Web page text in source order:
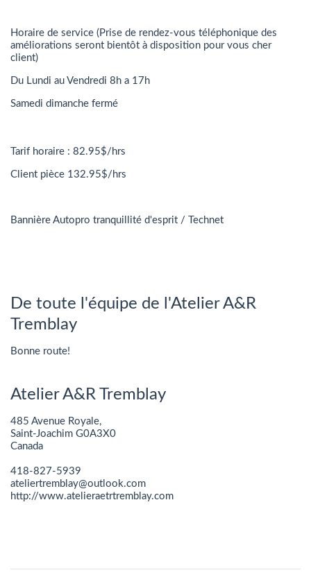
Horaire de service (Prise de rendez-vous téléphonique des
améliorations seront bientôt à disposition pour vous cher
client)
Du Lundi au Vendredi 8h a 17h
Samedi dimanche fermé
Tarif horaire : 82.95$/hrs
Client pièce 132.95$/hrs
Bannière Autopro tranquillité d'esprit / Technet
De toute l'équipe de l'Atelier A&R
Tremblay
Bonne route!
Atelier A&R Tremblay
485 Avenue Royale,
Saint-Joachim G0A3X0
Canada
418-827-5939
ateliertremblay@outlook.com
http://www.atelieraetrtremblay.com